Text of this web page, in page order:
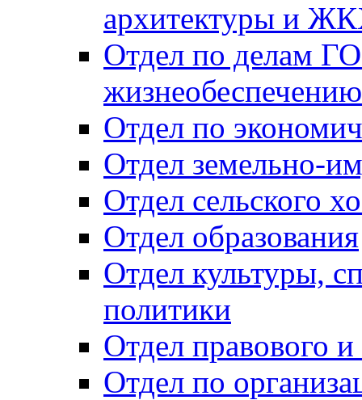
архитектуры и
Отдел по делам
Отдел по
Отдел земельно-
Отдел сельского
Отдел образования
Отдел культуры,
политики
Отдел правового
Отдел по